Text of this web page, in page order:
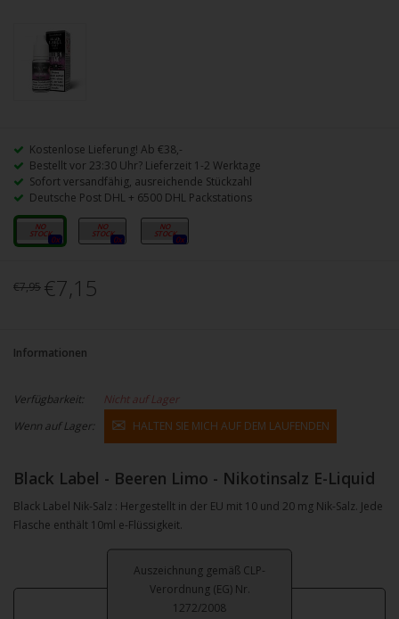
Kostenlose Lieferung! Ab €38,-
Bestellt vor 23:30 Uhr? Lieferzeit 1-2 Werktage
Sofort versandfähig, ausreichende Stückzahl
Deutsche Post DHL + 6500 DHL Packstations
10mg
0x
15mg
0x
20mg
0x
€7,95 €7,15
Informationen
Verfügbarkeit:
Nicht auf Lager
Wenn auf Lager:
HALTEN SIE MICH AUF DEM LAUFENDEN
Black Label - Beeren Limo - Nikotinsalz E-Liquid
Black Label Nik-Salz : Hergestellt in der EU mit 10 und 20 mg Nik-Salz. Jede
Flasche enthält 10ml e-Flüssigkeit.
Auszeichnung gemäß CLP-
Verordnung (EG) Nr.
1272/2008